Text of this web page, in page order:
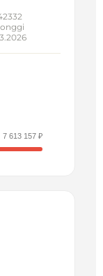
7 613 157 ₽